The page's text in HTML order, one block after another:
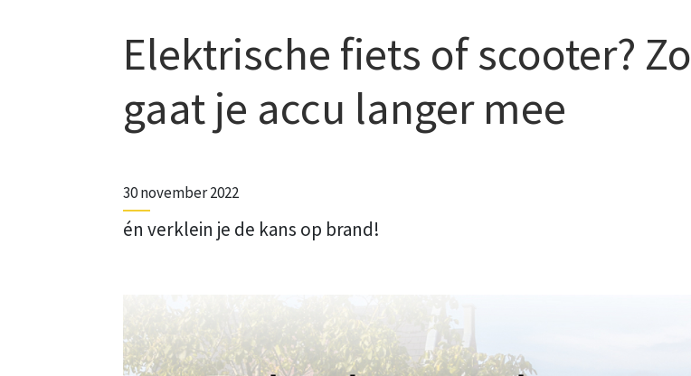
Elektrische fiets of scooter? Zo
gaat je accu langer mee
30 november 2022
én verklein je de kans op brand!